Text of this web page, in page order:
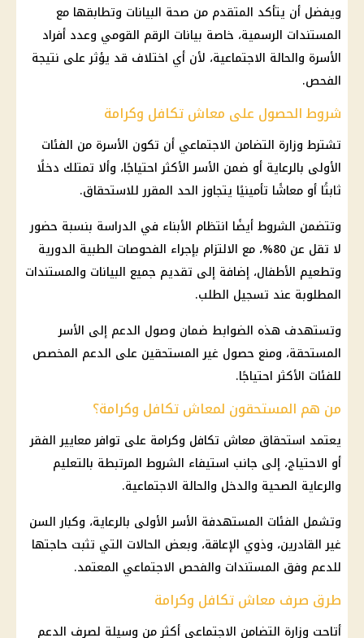
ويفضل أن يتأكد المتقدم من صحة البيانات وتطابقها مع
المستندات الرسمية، خاصة بيانات الرقم القومي وعدد أفراد
الأسرة والحالة الاجتماعية، لأن أي اختلاف قد يؤثر على نتيجة
الفحص.
شروط الحصول على معاش تكافل وكرامة
تشترط وزارة التضامن الاجتماعي أن تكون الأسرة من الفئات
الأولى بالرعاية أو ضمن الأسر الأكثر احتياجًا، وألا تمتلك دخلًا
ثابتًا أو معاشًا تأمينيًا يتجاوز الحد المقرر للاستحقاق.
وتتضمن الشروط أيضًا انتظام الأبناء في الدراسة بنسبة حضور
لا تقل عن 80%، مع الالتزام بإجراء الفحوصات الطبية الدورية
وتطعيم الأطفال، إضافة إلى تقديم جميع البيانات والمستندات
المطلوبة عند تسجيل الطلب.
وتستهدف هذه الضوابط ضمان وصول الدعم إلى الأسر
المستحقة، ومنع حصول غير المستحقين على الدعم المخصص
للفئات الأكثر احتياجًا.
من هم المستحقون لمعاش تكافل وكرامة؟
يعتمد استحقاق معاش تكافل وكرامة على توافر معايير الفقر
أو الاحتياج، إلى جانب استيفاء الشروط المرتبطة بالتعليم
والرعاية الصحية والدخل والحالة الاجتماعية.
وتشمل الفئات المستهدفة الأسر الأولى بالرعاية، وكبار السن
غير القادرين، وذوي الإعاقة، وبعض الحالات التي تثبت حاجتها
للدعم وفق المستندات والفحص الاجتماعي المعتمد.
طرق صرف معاش تكافل وكرامة
أتاحت وزارة التضامن الاجتماعي أكثر من وسيلة لصرف الدعم